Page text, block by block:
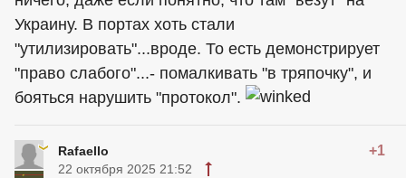
Украину. В портах хоть стали
"утилизировать"...вроде. То есть демонстрирует
"право слабого"...- помалкивать "в тряпочку", и
бояться нарушить "протокол".
Rafaello +1
22 октября 2025 21:52